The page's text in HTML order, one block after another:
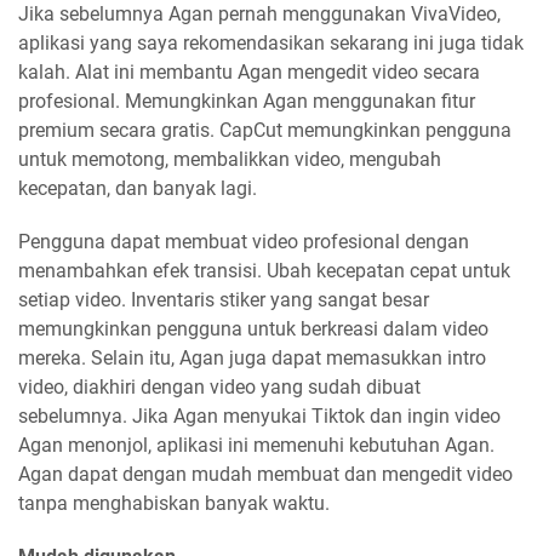
Jika sebelumnya Agan pernah menggunakan VivaVideo,
aplikasi yang saya rekomendasikan sekarang ini juga tidak
kalah. Alat ini membantu Agan mengedit video secara
profesional. Memungkinkan Agan menggunakan fitur
premium secara gratis. CapCut memungkinkan pengguna
untuk memotong, membalikkan video, mengubah
kecepatan, dan banyak lagi.
Pengguna dapat membuat video profesional dengan
menambahkan efek transisi. Ubah kecepatan cepat untuk
setiap video. Inventaris stiker yang sangat besar
memungkinkan pengguna untuk berkreasi dalam video
mereka. Selain itu, Agan juga dapat memasukkan intro
video, diakhiri dengan video yang sudah dibuat
sebelumnya. Jika Agan menyukai Tiktok dan ingin video
Agan menonjol, aplikasi ini memenuhi kebutuhan Agan.
Agan dapat dengan mudah membuat dan mengedit video
tanpa menghabiskan banyak waktu.